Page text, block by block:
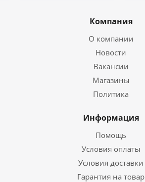
Компания
О компании
Новости
Вакансии
Магазины
Политика
Информация
Помощь
Условия оплаты
Условия доставки
Гарантия на товар